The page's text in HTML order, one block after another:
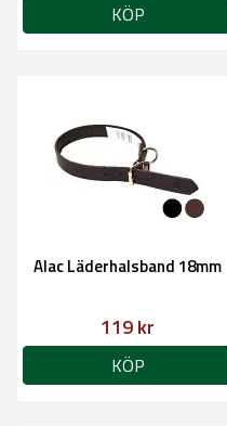
KÖP
Alac Läderhalsband 18mm
119 kr
KÖP